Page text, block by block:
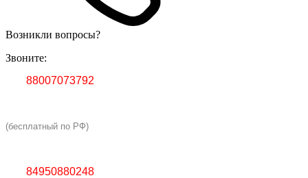
Возникли вопросы?
Звоните:
88007073792
(бесплатный по РФ)
84950880248